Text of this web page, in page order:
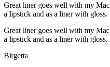
Great liner goes well with my
a lipstick and as a liner with gloss.
Great liner goes well with my
a lipstick and as a liner with gloss.
Birgetta